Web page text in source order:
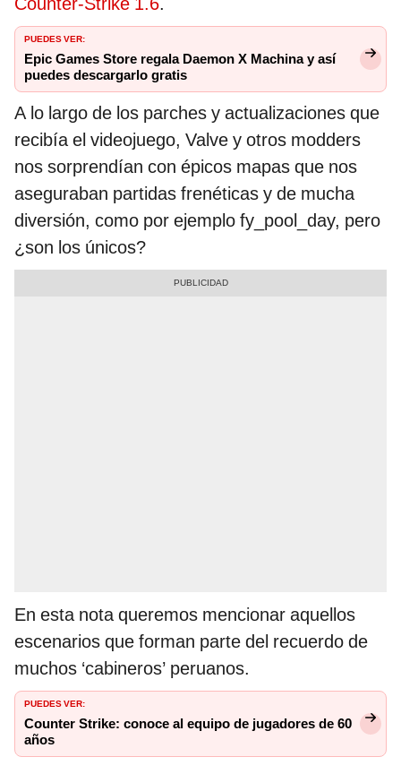
PUEDES VER:
Epic Games Store regala Daemon X Machina y así
puedes descargarlo gratis
A lo largo de los parches y actualizaciones que
recibía el videojuego, Valve y otros modders
nos sorprendían con épicos mapas que nos
aseguraban partidas frenéticas y de mucha
diversión, como por ejemplo fy_pool_day, pero
¿son los únicos?
En esta nota queremos mencionar aquellos
escenarios que forman parte del recuerdo de
muchos ‘cabineros’ peruanos.
PUEDES VER:
Counter Strike: conoce al equipo de jugadores de 60
años